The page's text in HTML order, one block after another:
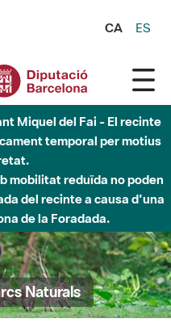
CA ES
Miquel del Fai - El recinte
temporal per motius
mobilitat reduïda no poden
del recinte a causa d'una
de la Foradada.
Naturals